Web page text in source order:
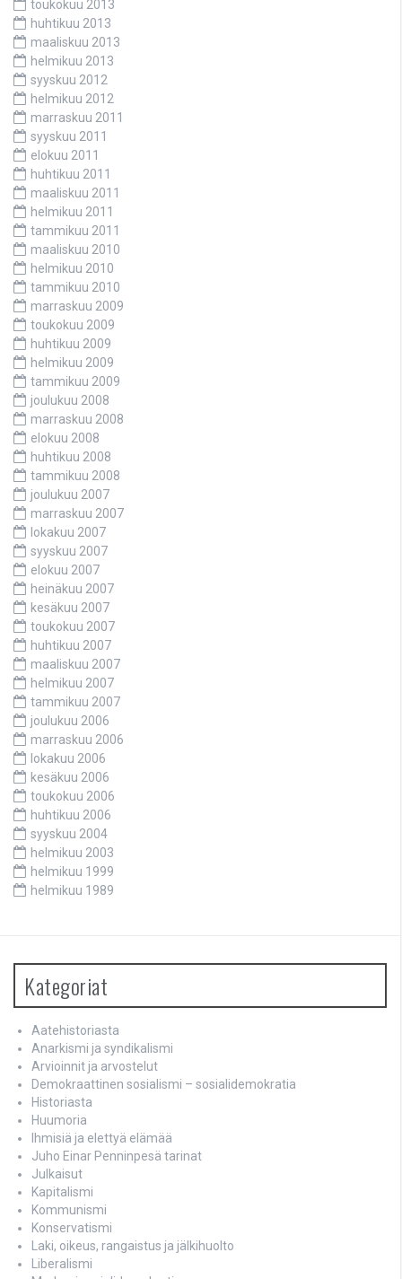
toukokuu 2013
huhtikuu 2013
maaliskuu 2013
helmikuu 2013
syyskuu 2012
helmikuu 2012
marraskuu 2011
syyskuu 2011
elokuu 2011
huhtikuu 2011
maaliskuu 2011
helmikuu 2011
tammikuu 2011
maaliskuu 2010
helmikuu 2010
tammikuu 2010
marraskuu 2009
toukokuu 2009
huhtikuu 2009
helmikuu 2009
tammikuu 2009
joulukuu 2008
marraskuu 2008
elokuu 2008
huhtikuu 2008
tammikuu 2008
joulukuu 2007
marraskuu 2007
lokakuu 2007
syyskuu 2007
elokuu 2007
heinäkuu 2007
kesäkuu 2007
toukokuu 2007
huhtikuu 2007
maaliskuu 2007
helmikuu 2007
tammikuu 2007
joulukuu 2006
marraskuu 2006
lokakuu 2006
kesäkuu 2006
toukokuu 2006
huhtikuu 2006
syyskuu 2004
helmikuu 2003
helmikuu 1999
helmikuu 1989
Kategoriat
Aatehistoriasta
Anarkismi ja syndikalismi
Arvioinnit ja arvostelut
Demokraattinen sosialismi – sosialidemokratia
Historiasta
Huumoria
Ihmisiä ja elettyä elämää
Juho Einar Penninpesä tarinat
Julkaisut
Kapitalismi
Kommunismi
Konservatismi
Laki, oikeus, rangaistus ja jälkihuolto
Liberalismi